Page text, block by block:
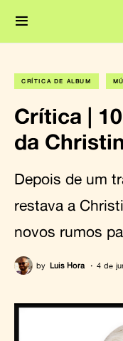
CRÍTICA DE ÁLBUM
Crítica |
da
Depois de um
restava a
novos rumos
by Luis Hora 4 de